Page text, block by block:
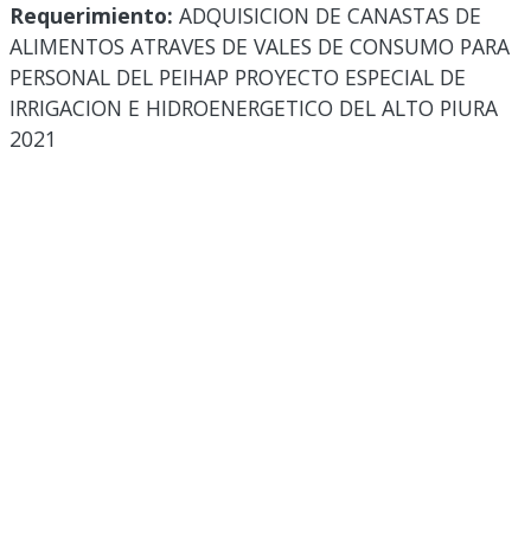
Requerimiento: ADQUISICION DE CANASTAS DE
ALIMENTOS ATRAVES DE VALES DE CONSUMO PARA
PERSONAL DEL PEIHAP PROYECTO ESPECIAL DE
IRRIGACION E HIDROENERGETICO DEL ALTO PIURA
2021